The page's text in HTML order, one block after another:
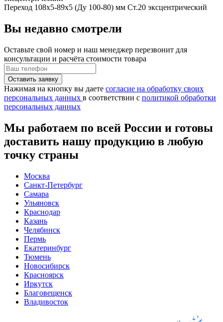
Переход 108x5-89x5 (Ду 100-80) мм Ст.20 эксцентрический
Вы недавно смотрели
Оставьте свой номер и наш менеджер перезвонит для
консультации и расчёта стоимости товара
Нажимая на кнопку вы даете согласие на обработку своих
персональных данных в соответствии с политикой обработки
персональных данных
Мы работаем по всей России и готовы
доставить нашу продукцию в любую
точку страны
Москва
Санкт-Петербург
Самара
Ульяновск
Краснодар
Казань
Челябинск
Пермь
Екатеринбург
Тюмень
Новосибирск
Красноярск
Иркутск
Благовещенск
Владивосток